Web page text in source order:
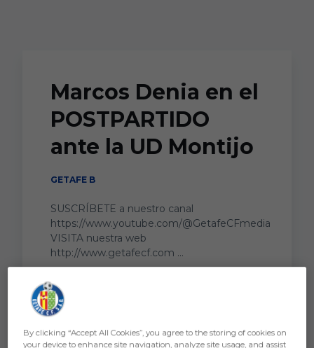
Marcos Denia en el
POSTPARTIDO
ante la UD Montijo
GETAFE B
SUSCRÍBETE a nuestro canal
https://www.youtube.com/@GetafeCFmedia
VISITA nuestra web
http://www.getafecf.com ...
By clicking “Accept All Cookies”, you agree to the storing of cookies on
your device to enhance site navigation, analyze site usage, and assist